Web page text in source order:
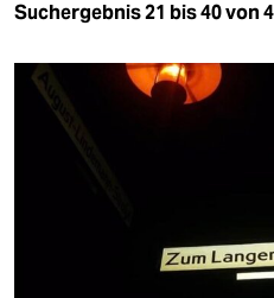
themen
politik
Suchergebnis 21 bis 40 von